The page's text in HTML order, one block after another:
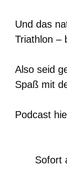
Und das
Triathlon –
Also seid
Spaß mit
Podcast
Sofort